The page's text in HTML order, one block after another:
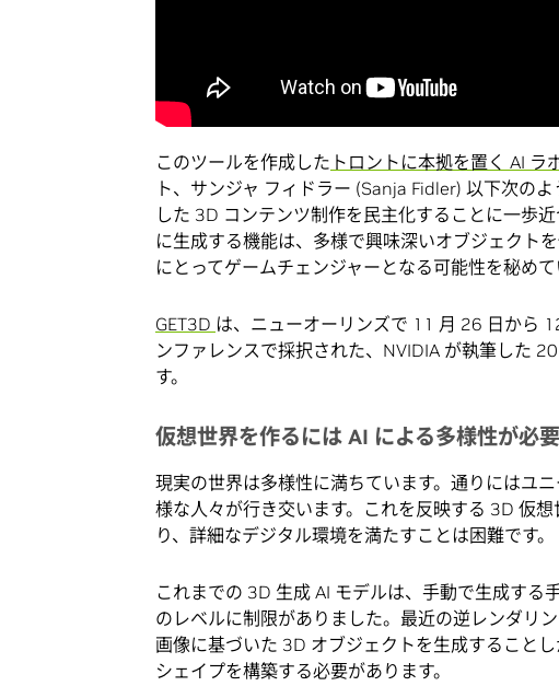
このツールを作成した トロントに本拠を置く AI ラ
ト、サンジャ フィドラー (Sanja Fidler) 以下次の
した 3D コンテンツ制作を民主化することに一歩
に生成する機能は、多様で興味深いオブジェクト
にとってゲームチェンジャーとなる可能性を秘めて
GET3D は、ニューオーリンズで 11 月 26 日から
ンファレンスで採択された、NVIDIA が執筆した
す。
仮想世界を作るには AI による多様性が必要
現実の世界は多様性に満ちています。通りにはユ
様な人々が行き交います。これを反映する 3D 仮
り、詳細なデジタル環境を満たすことは困難です。
これまでの 3D 生成 AI モデルは、手動で生成する
のレベルに制限がありました。最近の逆レンダリ
画像に基づいた 3D オブジェクトを生成すること
シェイプを構築する必要があります。